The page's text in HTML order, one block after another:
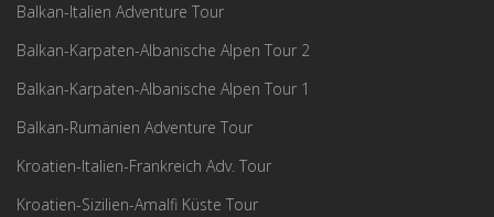
Balkan-Italien Adventure Tour
Balkan-Karpaten-Albanische Alpen Tour 2
Balkan-Karpaten-Albanische Alpen Tour 1
Balkan-Rumänien Adventure Tour
Kroatien-Italien-Frankreich Adv. Tour
Kroatien-Sizilien-Amalfi Küste Tour